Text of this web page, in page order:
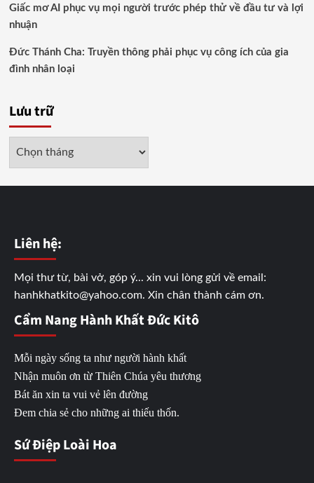
Giấc mơ AI phục vụ mọi người trước phép thử về đầu tư và lợi
nhuận
Đức Thánh Cha: Truyền thông phải phục vụ công ích của gia
đình nhân loại
Lưu trữ
Liên hệ:
Mọi thư từ, bài vở, góp ý... xin vui lòng gửi về email:
hanhkhatkito@yahoo.com. Xin chân thành cám ơn.
Cẩm Nang Hành Khất Đức Kitô
Mỗi ngày sống ta như người hành khất
Nhận muôn ơn từ Thiên Chúa yêu thương
Bát ăn xin ta vui vẻ lên đường
Đem chia sẻ cho những ai thiếu thốn.
Sứ Điệp Loài Hoa